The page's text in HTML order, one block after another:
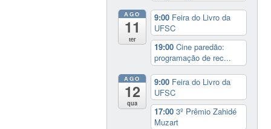
AGO
11
ter
9:00 Feira do Livro da
UFSC
19:00Cine paredão:
programação de rec...
AGO
12
qua
9:00 Feira do Livro da
UFSC
17:003º Prêmio Zahidé
Muzart